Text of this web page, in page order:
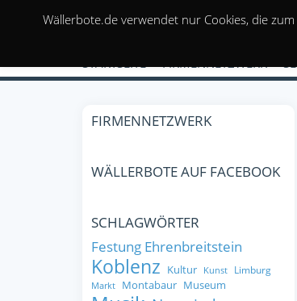
STARTSEITE FIRMENNETZWERK
FIRMENNETZWERK
WÄLLERBOTE AUF FACEBOOK
SCHLAGWÖRTER
Festung Ehrenbreitstein
Koblenz Kultur Kunst Limburg
Markt Montabaur Museum
Wällerbote.de verwendet nur Cookies, die